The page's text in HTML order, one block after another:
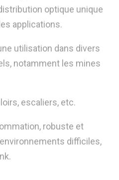
optique unique
applications.
utilisation dans divers
notamment les mines
escaliers, etc.
robuste et
difficiles,